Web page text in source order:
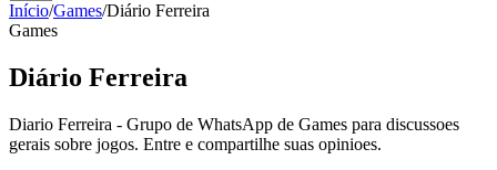
Início/Games/Diário Ferreira
Games
Diário Ferreira
Diario Ferreira - Grupo de WhatsApp de Games para discussoes
gerais sobre jogos. Entre e compartilhe suas opinioes.